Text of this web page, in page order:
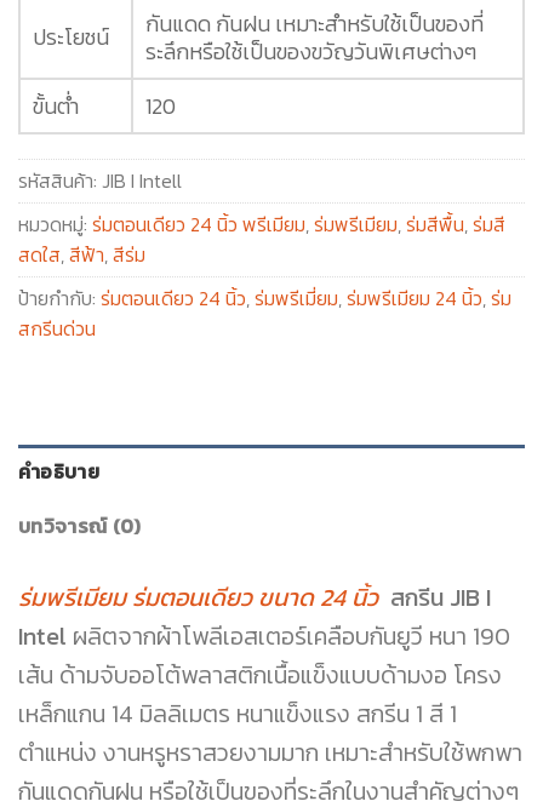
ประโยชน์
กันแดด กันฝน เหมาะสำหรับใช้เป็นของที่
ระลึกหรือใช้เป็นของขวัญวันพิเศษต่างๆ
ขั้นต่ำ
120
รหัสสินค้า: JIB I Intell
หมวดหมู่: ร่มตอนเดียว 24 นิ้ว พรีเมียม,ร่มพรีเมียม,ร่มสีพื้น,ร่มสี
สดใส,สีฟ้า,สีร่ม
ป้ายกำกับ: ร่มตอนเดียว 24 นิ้ว,ร่มพรีเมี่ยม,ร่มพรีเมียม 24 นิ้ว,ร่ม
สกรีนด่วน
คำอธิบาย
บทวิจารณ์ (0)
ร่มพรีเมียม ร่มตอนเดียว ขนาด 24 นิ้ว สกรีน JIB I
Intel ผลิตจากผ้าโพลีเอสเตอร์เคลือบกันยูวี หนา 190
เส้น ด้ามจับออโต้พลาสติกเนื้อแข็งแบบด้ามงอ โครง
เหล็กแกน 14 มิลลิเมตร หนาแข็งแรง สกรีน 1 สี 1
ตำแหน่ง งานหรูหราสวยงามมาก เหมาะสำหรับใช้พกพา
กันแดดกันฝน หรือใช้เป็นของที่ระลึกในงานสำคัญต่างๆ